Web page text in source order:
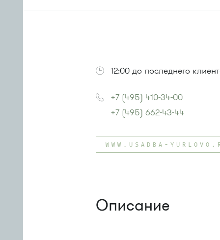
12:00 до последнего
+7 (495) 410-34-00
+7 (495) 662-43-44
WWW.USADBA-
Описание